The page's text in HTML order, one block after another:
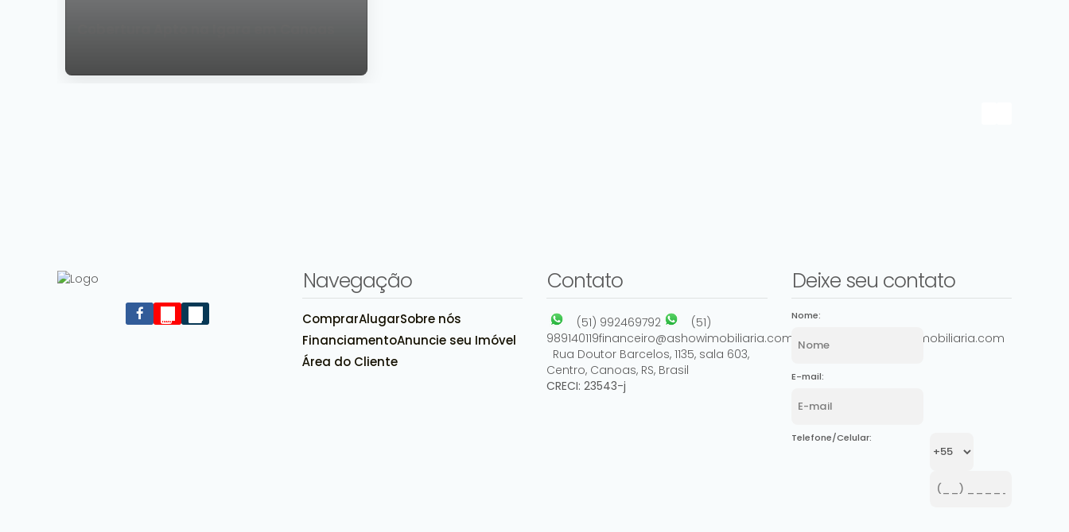
Av. Açucena, 2999, apto 503 / bl. 06, Igara, Canoas,
Navegação
ComprarAlugarSobre nós
FinanciamentoAnuncie seu Imóvel
Área do Cliente
Contato
(51) 992469792
(51)
989140119financeiro@ashowimobiliaria.com.br
comercial@ashowimobiliaria.com
Rua Doutor Barcelos, 1135, sala 603,
Centro, Canoas, RS, Brasil
CRECI: 23543-j
Deixe seu contato
Nome:
E-mail:
Telefone/Celular: